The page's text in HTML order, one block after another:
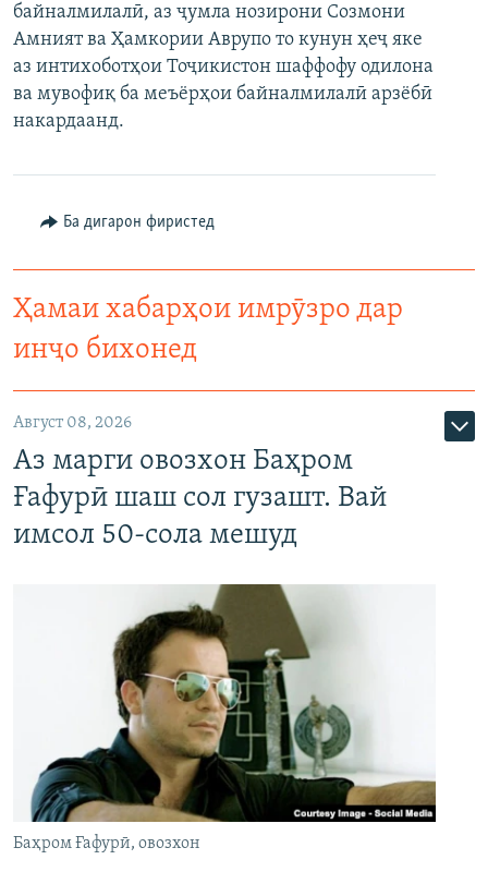
байналмилалӣ, аз ҷумла нозирони Созмони
Амният ва Ҳамкории Аврупо то кунун ҳеҷ яке
аз интихоботҳои Тоҷикистон шаффофу одилона
ва мувофиқ ба меъёрҳои байналмилалӣ арзёбӣ
накардаанд.
Ба дигарон фиристед
Ҳамаи хабарҳои имрӯзро дар
инҷо бихонед
Август 08, 2026
Аз марги овозхон Баҳром
Ғафурӣ шаш сол гузашт. Вай
имсол 50-сола мешуд
Баҳром Ғафурӣ, овозхон